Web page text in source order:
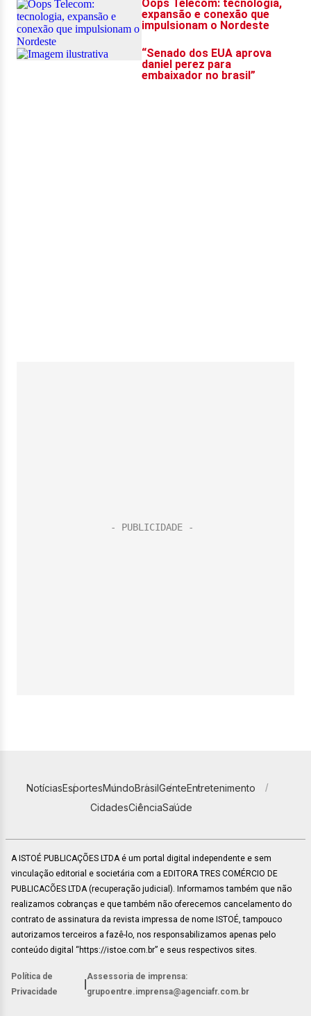
NotíciasEsportesMundoBrasilGenteEntretenimento
CidadesCiênciaSaúde
A ISTOÉ PUBLICAÇÕES LTDA é um portal digital independente e sem
vinculação editorial e societária com a EDITORA TRES COMÉRCIO DE
PUBLICACÕES LTDA (recuperação judicial). Informamos também que não
realizamos cobranças e que também não oferecemos cancelamento do
contrato de assinatura da revista impressa de nome ISTOÉ, tampouco
autorizamos terceiros a fazê-lo, nos responsabilizamos apenas pelo
conteúdo digital “https://istoe.com.br” e seus respectivos sites.
Política de
Privacidade
Assessoria de imprensa:
grupoentre.imprensa@agenciafr.com.br